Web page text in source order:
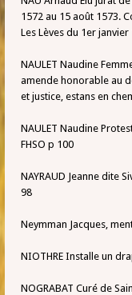
1572 au 15 août 1573.
Les Lèves du 1er
NAULET Naudine
amende honorable au
et justice, estans en
NAULET Naudine
FHSO p 100
NAYRAUD Jeanne dite
98
Neymman Jacques,
NIOTHRE Installe un
NOGRABAT Curé de